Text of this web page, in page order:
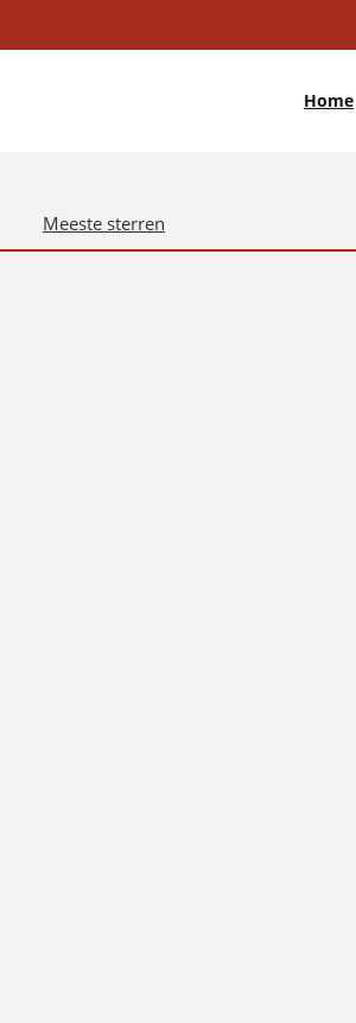
Home
Meeste sterren